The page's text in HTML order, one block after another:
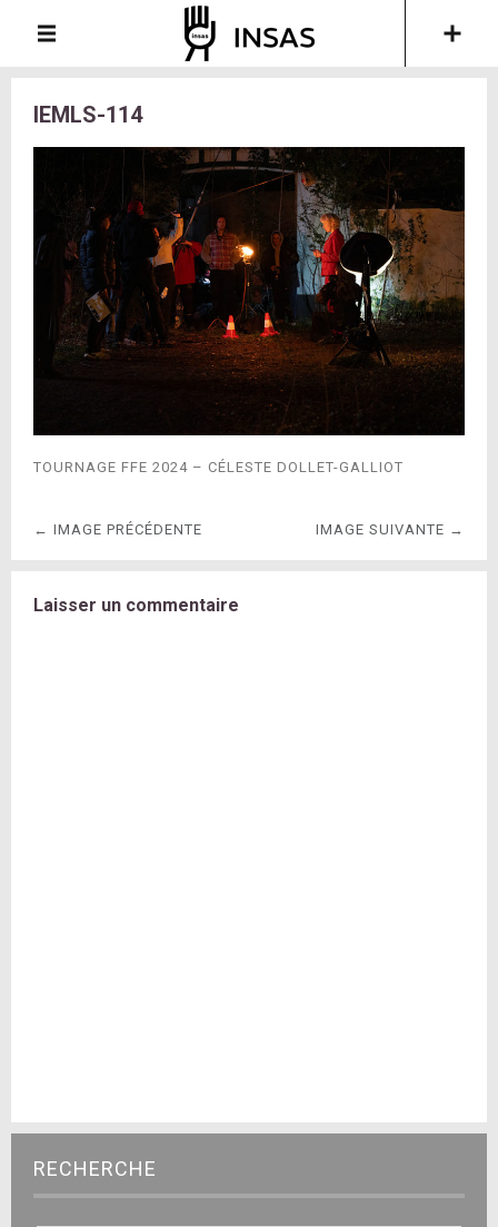
IEMLS-114
TOURNAGE FFE 2024 – CÉLESTE DOLLET-GALLIOT
← IMAGE PRÉCÉDENTE IMAGE SUIVANTE →
Laisser un commentaire
RECHERCHE